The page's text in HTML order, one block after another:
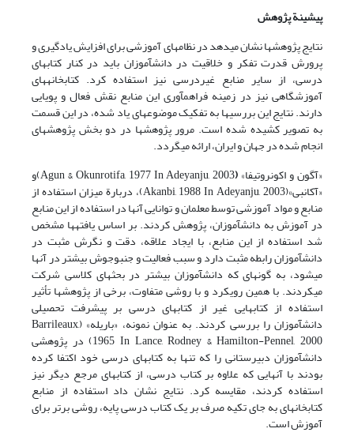
پیشینة پژوهش
نتایج پژوهشها نشان می‏دهد در نظامهای آموزشی برای افزایش یادگیری و
پرورش قدرت تفکر و خلاقیت در دانش‏آموزان باید در کنار کتابهای
درسی، از سایر منابع غیردرسی نیز استفاده کرد. کتابخانه‏های
آموزشگاهی نیز در زمینه فراهم‏آوری این منابع نقش فعال و پویایی
دارند. نتایج این بررسیها به تفکیک موضوعهای یاد شده، در این قسمت
به تصویر کشیده شده است. مرور پژوهشها در دو بخش پژوهشهای
انجام شده در جهان و ایران، ارائه می‏گردد.
«آگون و اکونروتیفا»( Agun & Okunrotifa, 1977 In Adeyanju, 2003)و
«آکانبی»(Akanbi, 1988 In Adeyanju, 2003)، دربارة میزان استفاده از
منابع و مواد آموزشی توسط معلمان و توانایی آنها در استفاده از این منابع
در آموزش به دانش‏آموزان، پژوهش کردند. بر اساس یافته‏ها مشخص
شد استفاده از این منابع، با ایجاد علاقه، دقت و نگرش مثبت در
دانش‏آموزان رابطه مثبت دارد و سبب فعالیت و جنب‏وجوش بیشتر در آنها
می‏شود، به گونه‏ای که دانش‏آموزان بیشتر در بحثهای کلاسی شرکت
می‏کردند. با همین رویکرد و با روشی متفاوت، برخی از پژوهشها تأثیر
استفاده از کتابهایی غیر از کتابهای درسی بر پیشرفت تحصیلی
دانش‏آموزان را بررسی کردند. به عنوان نمونه، «باریله» (Barrileaux,
1965 In Lance, Rodney & Hamilton-Pennel, 2000) در پژوهشی
دانش‎آموزان دبیرستانی را که تنها به کتابهای درسی خود اکتفا کرده
بودند با آنهایی که علاوه بر کتاب درسی، از کتابهای مرجع دیگر نیز
استفاده کردند، مقایسه کرد. نتایج نشان داد استفاده از منابع
کتابخانه‎ای به جای تکیه صرف بر یک کتاب درسی پایه، روشی برتر برای
آموزش است.